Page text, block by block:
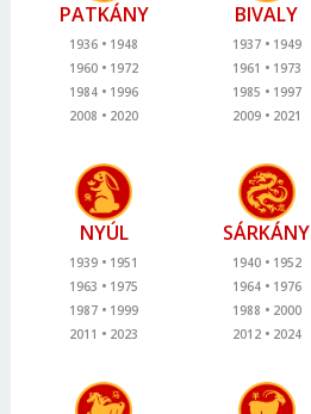
PATKÁNY
1936
1948
1960
1972
1984
1996
2008
2020
BIVALY
1937
1949
1961
1973
1985
1997
2009
2021
NYÚL
1939
1951
1963
1975
1987
1999
2011
2023
SÁRKÁNY
1940
1952
1964
1976
1988
2000
2012
2024